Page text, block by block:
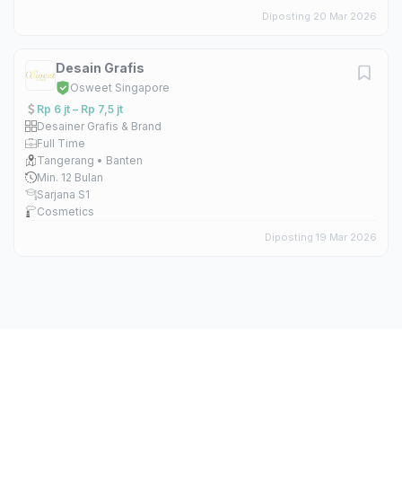
Diposting 20 Mar 2026
Desain Grafis
Osweet Singapore
Rp 6 jt – Rp 7,5 jt
Desainer Grafis & Brand
Full Time
Tangerang • Banten
Min. 12 Bulan
Sarjana S1
Cosmetics
Diposting 19 Mar 2026